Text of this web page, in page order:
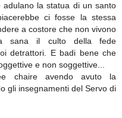
la statua di un santo
ci fosse la stessa
a costore che non vivono
sana il culto della fede
detrattori. E badi bene che
e non soggettive...
chaire avendo avuto la
gli insegnamenti del Servo di